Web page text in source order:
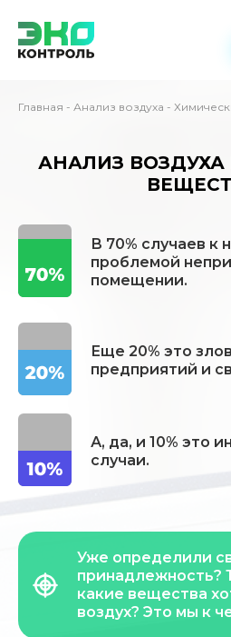
Главная - Анализ воздуха -
АНАЛИЗ
В 70% случаев к
проблемой
помещении.
Еще 20% это
предприятий и
А, да, и 10% это
случаи.
Уже определили
принадлежность?
какие вещества
воздух? Это мы к